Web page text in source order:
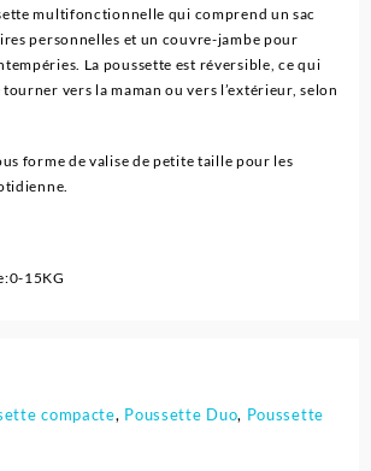
multifonctionnelle qui comprend un sac
personnelles et un couvre-jambe pour
La poussette est réversible, ce qui
tourner vers la maman ou vers l’extérieur, selon
forme de valise de petite taille pour les
15KG
compacte, Poussette Duo, Poussette